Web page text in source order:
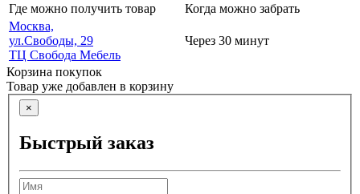
Где можно получить товар
Когда можно забрать
Москва,
ул.Свободы, 29
ТЦ Свобода Мебель
Через 30 минут
Корзина покупок
Товар уже добавлен в корзину
×
Быстрый заказ